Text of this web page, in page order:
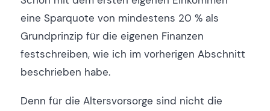
eine Sparquote von mindestens 20 % als
Grundprinzip für die eigenen Finanzen
festschreiben, wie ich im vorherigen Abschnitt
beschrieben habe.
Denn für die Altersvorsorge sind nicht die